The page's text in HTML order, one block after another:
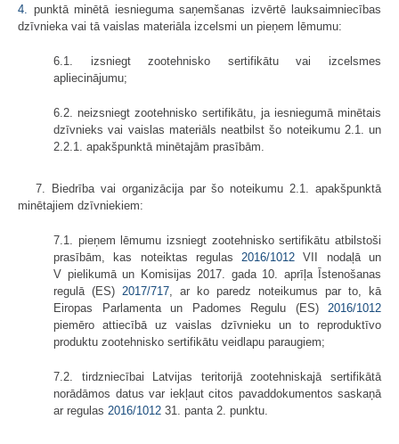
4.
punktā minētā iesnieguma saņemšanas izvērtē lauksaimniecības
dzīvnieka vai tā vaislas materiāla izcelsmi un pieņem lēmumu:
6.1. izsniegt zootehnisko sertifikātu vai izcelsmes
apliecinājumu;
6.2. neizsniegt zootehnisko sertifikātu, ja iesniegumā minētais
dzīvnieks vai vaislas materiāls neatbilst šo noteikumu 2.1. un
2.2.1. apakšpunktā minētajām prasībām.
7. Biedrība vai organizācija par šo noteikumu 2.1. apakšpunktā
minētajiem dzīvniekiem:
7.1. pieņem lēmumu izsniegt zootehnisko sertifikātu atbilstoši
prasībām, kas noteiktas regulas 2016/1012 VII nodaļā un
V pielikumā un Komisijas 2017. gada 10. aprīļa Īstenošanas
regulā (ES) 2017/717 , ar ko paredz noteikumus par to, kā
Eiropas Parlamenta un Padomes Regulu (ES) 2016/1012
piemēro attiecībā uz vaislas dzīvnieku un to reproduktīvo
produktu zootehnisko sertifikātu veidlapu paraugiem;
7.2. tirdzniecībai Latvijas teritorijā zootehniskajā sertifikātā
norādāmos datus var iekļaut citos pavaddokumentos saskaņā
ar regulas 2016/1012 31. panta 2. punktu.